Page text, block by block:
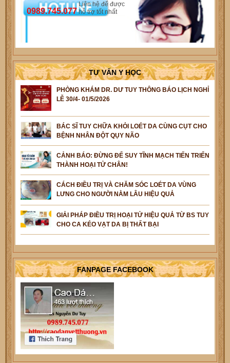
0989.745.077
Liên hệ để được
hỗ trợ tốt nhất
TƯ VẤN Y HỌC
PHÒNG KHÁM DR. DƯ TUY THÔNG BÁO LỊCH NGHỈ
LỄ 30/4- 01/5/2026
BÁC SĨ TUY CHỮA KHỎI LOÉT DA CÙNG CỤT CHO
BỆNH NHÂN ĐỘT QỤY NÃO
CẢNH BÁO: ĐỪNG ĐỂ SUY TĨNH MẠCH TIẾN TRIỂN
THÀNH HOẠI TỬ CHÂN!
CÁCH ĐIỀU TRỊ VÀ CHĂM SÓC LOÉT DA VÙNG
LƯNG CHO NGƯỜI NẰM LÂU HIỆU QUẢ
GIẢI PHÁP ĐIỀU TRỊ HOẠI TỬ HIỆU QUẢ TỪ BS TUY
CHO CA KÉO VẠT DA BỊ THẤT BẠI
FANPAGE FACEBOOK